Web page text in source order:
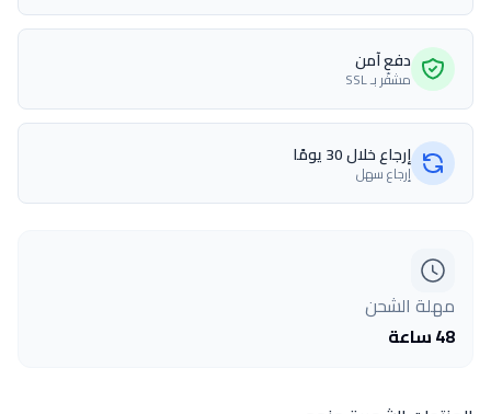
دفع آمن
مشفّر بـ SSL
إرجاع خلال 30 يومًا
إرجاع سهل
مهلة الشحن
48 ساعة